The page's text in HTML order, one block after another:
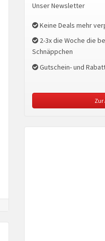
Unser Newsletter
Keine Deals mehr
2-3x die Woche die
Schnäppchen
Gutschein- und
Zur